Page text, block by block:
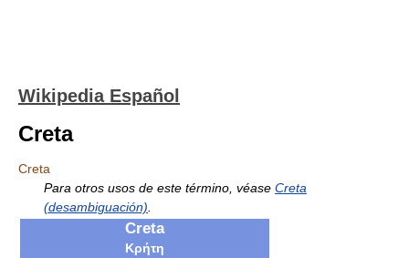
Wikipedia Español
Creta
Creta
Para otros usos de este término, véase Creta
(desambiguación)
Creta
Κρήτη